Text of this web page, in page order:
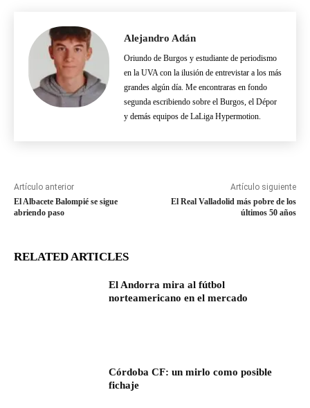
Alejandro Adán
Oriundo de Burgos y estudiante de periodismo
en la UVA con la ilusión de entrevistar a los más
grandes algún día. Me encontraras en fondo
segunda escribiendo sobre el Burgos, el Dépor
y demás equipos de LaLiga Hypermotion.
Artículo anterior
El Albacete Balompié se sigue
abriendo paso
Artículo siguiente
El Real Valladolid más pobre de los
últimos 50 años
RELATED ARTICLES
El Andorra mira al fútbol
norteamericano en el mercado
Córdoba CF: un mirlo como posible
fichaje